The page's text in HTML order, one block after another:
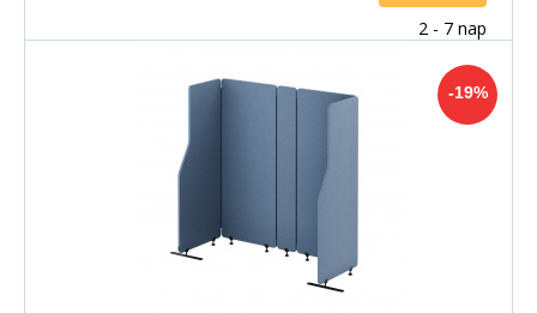
2 - 7 nap
-19%